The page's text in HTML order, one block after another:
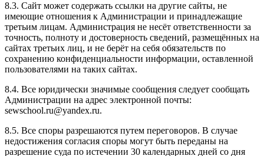
8.3. Сайт может содержать ссылки на другие сайты, не
имеющие отношения к Администрации и принадлежащие
третьим лицам. Администрация не несёт ответственности за
точность, полноту и достоверность сведений, размещённых на
сайтах третьих лиц, и не берёт на себя обязательств по
сохранению конфиденциальности информации, оставленной
пользователями на таких сайтах.
8.4. Все юридически значимые сообщения следует сообщать
Администрации на адрес электронной почты:
sewschool.ru@yandex.ru.
8.5. Все споры разрешаются путем переговоров. В случае
недостижения согласия споры могут быть переданы на
разрешение суда по истечении 30 календарных дней со дня